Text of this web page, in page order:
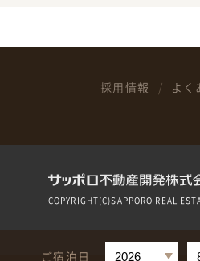
ご宿泊日
採用情報 よく
COPYRIGHT(C)SAPPORO REAL